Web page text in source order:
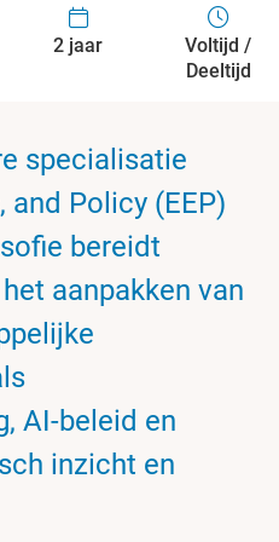
2 jaar
Voltijd /
Deeltijd
specialisatie
and Policy (EEP)
bereidt
aanpakken van
AI-beleid en
inzicht en